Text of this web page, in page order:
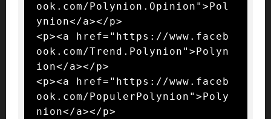
ook.com/Polynion.Opinion">Pol
ynion</a></p>
<p><a href="https://www.faceb
ook.com/Trend.Polynion">Polyn
ion</a></p>
<p><a href="https://www.faceb
ook.com/PopulerPolynion">Poly
nion</a></p>